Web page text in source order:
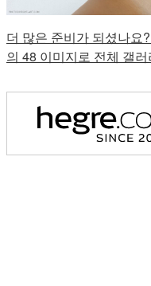
더 많은 준비가 되셨나요
의 48 이미지로 전체 갤